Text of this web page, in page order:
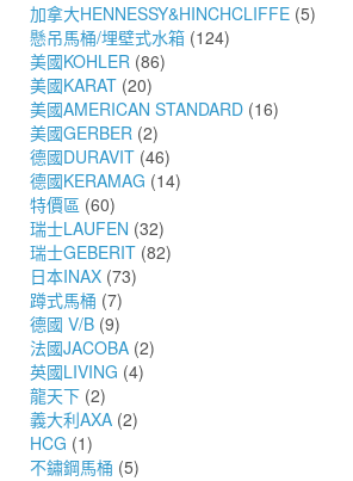
加拿大HENNESSY&HINCHCLIFFE (5)
懸吊馬桶/埋壁式水箱 (124)
美國KOHLER (86)
美國KARAT (20)
美國AMERICAN STANDARD (16)
美國GERBER (2)
德國DURAVIT (46)
德國KERAMAG (14)
特價區 (60)
瑞士LAUFEN (32)
瑞士GEBERIT (82)
日本INAX (73)
蹲式馬桶 (7)
德國 V/B (9)
法國JACOBA (2)
英國LIVING (4)
龍天下 (2)
義大利AXA (2)
HCG (1)
不鏽鋼馬桶 (5)